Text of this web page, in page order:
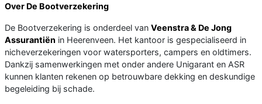
Over De Bootverzekering
De Bootverzekering is onderdeel van Veenstra & De Jong
Assurantiën in Heerenveen. Het kantoor is gespecialiseerd in
nicheverzekeringen voor watersporters, campers en oldtimers.
Dankzij samenwerkingen met onder andere Unigarant en ASR
kunnen klanten rekenen op betrouwbare dekking en deskundige
begeleiding bij schade.